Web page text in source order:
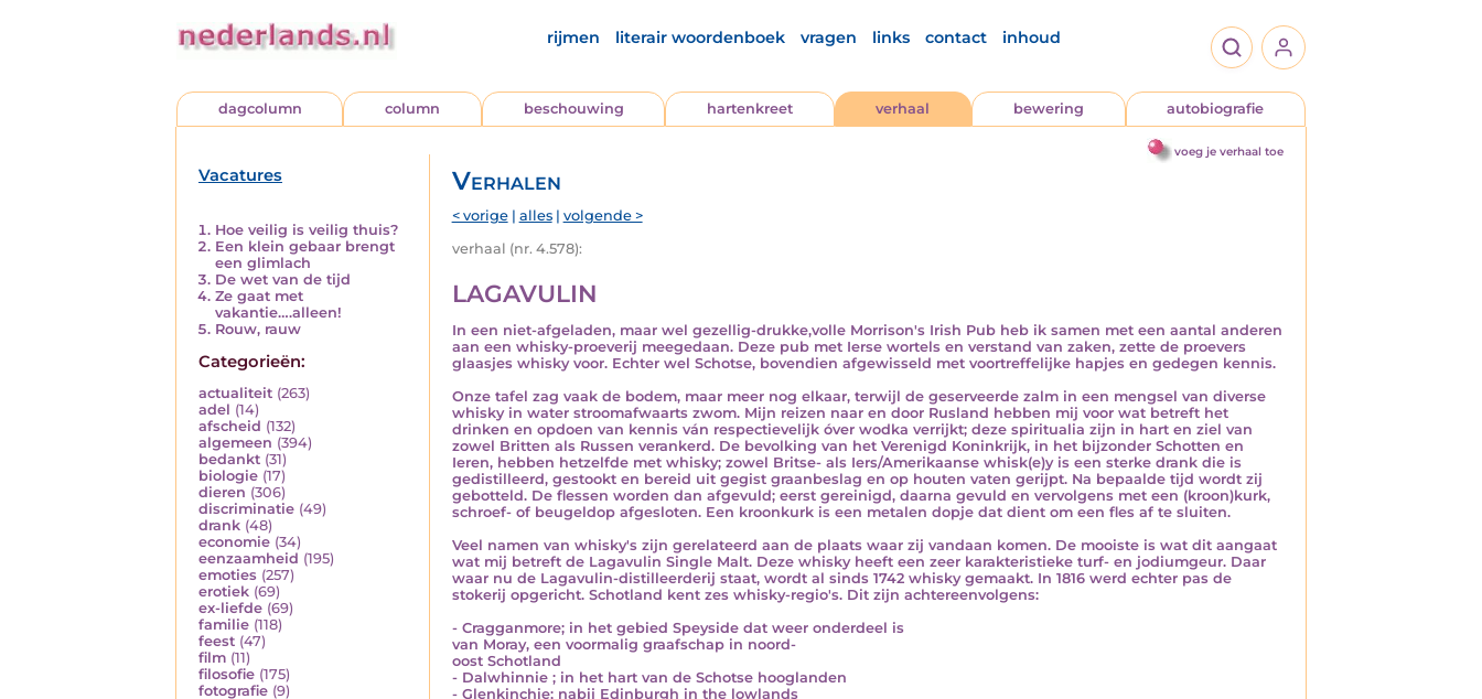
rijmen literair woordenboek vragen links contact inhoud
dagcolumn column beschouwing hartenkreet verhaal bewering autobiografie
voeg je verhaal toe
Vacatures
Hoe veilig is veilig thuis?
Een klein gebaar brengt
een glimlach
De wet van de tijd
Ze gaat met
vakantie….alleen!
Rouw, rauw
Categorieën:
actualiteit (263)
adel (14)
afscheid (132)
algemeen (394)
bedankt (31)
biologie (17)
dieren (306)
discriminatie (49)
drank (48)
economie (34)
eenzaamheid (195)
emoties (257)
erotiek (69)
ex-liefde (69)
familie (118)
feest (47)
film (11)
filosofie (175)
fotografie (9)
Verhalen
< vorige| alles| volgende >
verhaal (nr. 4.578):
LAGAVULIN
In een niet-afgeladen, maar wel gezellig-drukke,volle Morrison's Irish Pub heb ik samen met een aantal anderen
aan een whisky-proeverij meegedaan. Deze pub met Ierse wortels en verstand van zaken, zette de proevers
glaasjes whisky voor. Echter wel Schotse, bovendien afgewisseld met voortreffelijke hapjes en gedegen kennis.
Onze tafel zag vaak de bodem, maar meer nog elkaar, terwijl de geserveerde zalm in een mengsel van diverse
whisky in water stroomafwaarts zwom. Mijn reizen naar en door Rusland hebben mij voor wat betreft het
drinken en opdoen van kennis ván respectievelijk óver wodka verrijkt; deze spiritualia zijn in hart en ziel van
zowel Britten als Russen verankerd. De bevolking van het Verenigd Koninkrijk, in het bijzonder Schotten en
Ieren, hebben hetzelfde met whisky; zowel Britse- als Iers/Amerikaanse whisk(e)y is een sterke drank die is
gedistilleerd, gestookt en bereid uit gegist graanbeslag en op houten vaten gerijpt. Na bepaalde tijd wordt zij
gebotteld. De flessen worden dan afgevuld; eerst gereinigd, daarna gevuld en vervolgens met een (kroon)kurk,
schroef- of beugeldop afgesloten. Een kroonkurk is een metalen dopje dat dient om een fles af te sluiten.
Veel namen van whisky's zijn gerelateerd aan de plaats waar zij vandaan komen. De mooiste is wat dit aangaat
wat mij betreft de Lagavulin Single Malt. Deze whisky heeft een zeer karakteristieke turf- en jodiumgeur. Daar
waar nu de Lagavulin-distilleerderij staat, wordt al sinds 1742 whisky gemaakt. In 1816 werd echter pas de
stokerij opgericht. Schotland kent zes whisky-regio's. Dit zijn achtereenvolgens:
- Cragganmore; in het gebied Speyside dat weer onderdeel is
van Moray, een voormalig graafschap in noord-
oost Schotland
- Dalwhinnie ; in het hart van de Schotse hooglanden
- Glenkinchie; nabij Edinburgh in the lowlands